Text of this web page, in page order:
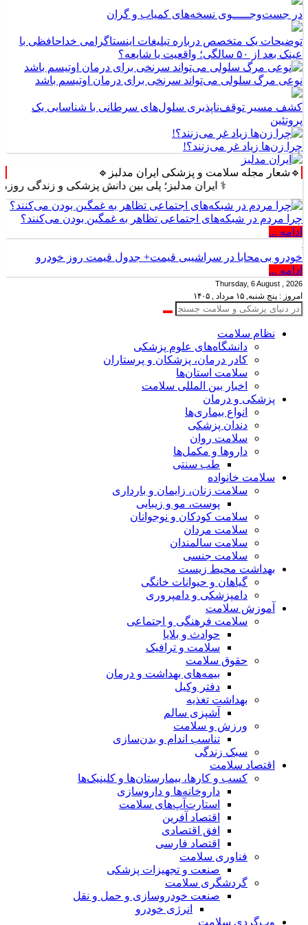
در جست‌وجـــــوی نسخه‌های کمیاب و گران
توضیحات یک متخصص درباره تبلیغات اینستاگرامی خداحافظی با
عینک بعد از ۵۰ سالگی؛ واقعیت یا شایعه؟
نوعی مرگ سلولی می‌تواند سرنخی برای درمان اوتیسم باشد
کشف مسیر توقف‌ناپذیری سلول‌های سرطانی با شناسایی یک
پروتئین
چرا زن‌ها زیاد غر می‌زنند؟!
🔹شعار مجله سلامت و پزشکی ایران مدلبز🔹
⚕️ ایران مدلبز؛ پلی بین دانش پزشکی و زندگی روزمره ⚕️
چرا مردم در شبکه‌های اجتماعی تظاهر به غمگین بودن می‌کنند؟
ادامه ...
خودرو بی‌محابا در سراشیبی قیمت+ جدول قیمت روز خودرو
ادامه ...
Thursday, 6 August , 2026
امروز : پنج شنبه, ۱۵ مرداد , ۱۴۰۵
نظام سلامت
دانشگاه‌های علوم پزشکی
کادر درمان، پزشکان و پرستاران
سلامت استان‌ها
اخبار بین المللی سلامت
پزشکی و درمان
انواع بیماری‌ها
دندان پزشکی
سلامت روان
داروها و مکمل‌ها
طب سنتی
سلامت خانواده
سلامت زنان، زایمان و بارداری
پوست، مو و زیبایی
سلامت کودکان و نوجوانان
سلامت مردان
سلامت سالمندان
سلامت جنسی
بهداشت محیط زیست
گیاهان و حیوانات خانگی
دامپزشکی و دامپروری
آموزش سلامت
سلامت فرهنگی و اجتماعی
حوادث و بلایا
سلامت و ترافیک
حقوق سلامت
بیمه‌های بهداشت و درمان
دفتر وکیل
بهداشت تغذیه
آشپزی سالم
ورزش و سلامت
تناسب اندام و بدن‌سازی
سبک زندگی
اقتصاد سلامت
کسب و کارها، بیمارستان‌ها و کلینیک‌ها
داروخانه‌ها و داروسازی
استارت‌آپ‌های سلامت
اقتصاد آفرین
افق اقتصادی
اقتصاد فارسی
فناوری سلامت
صنعت و تجهیزات پزشکی
گردشگری سلامت
صنعت خودروسازی و حمل و نقل
انرژی خودرو
وب‌گردی سلامت